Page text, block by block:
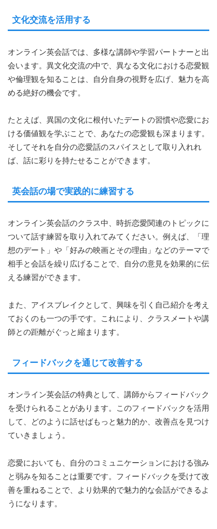
文化交流を活用する
オンライン英会話では、多様な講師や学習パートナーと出
会います。異文化交流の中で、異なる文化における恋愛観
や倫理観を知ることは、自分自身の視野を広げ、魅力を高
める絶好の機会です。
たとえば、異国の文化に根付いたデートの習慣や恋愛にお
ける価値観を学ぶことで、あなたの恋愛観も深まります。
そしてそれを自分の恋愛話のスパイスとして取り入れれ
ば、話に彩りを持たせることができます。
英会話の場で実践的に練習する
オンライン英会話のクラス中、時折恋愛関連のトピックに
ついて話す練習を取り入れてみてください。例えば、「理
想のデート」や「好みの映画とその理由」などのテーマで
相手と会話を繰り広げることで、自分の意見を効果的に伝
える練習ができます。
また、アイスブレイクとして、興味を引く自己紹介を考え
ておくのも一つの手です。これにより、クラスメートや講
師との距離がぐっと縮まります。
フィードバックを通じて改善する
オンライン英会話の特典として、講師からフィードバック
を受けられることがあります。このフィードバックを活用
して、どのように話せばもっと魅力的か、改善点を見つけ
ていきましょう。
恋愛においても、自分のコミュニケーションにおける強み
と弱みを知ることは重要です。フィードバックを受けて改
善を重ねることで、より効果的で魅力的な会話ができるよ
うになります。